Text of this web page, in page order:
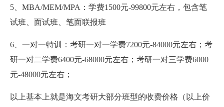
5、MBA/MEM/MPA：学费1500元-99800元左右，包含笔
试班、面试班、笔面联报班
6、一对一特训：考研一对一学费7200元-84000元左右；考
研一对二学费6400元-68000元左右；考研一对三学费6000
元-48000元左右；
以上基本上就是海文考研大部分班型的收费价格（以上价